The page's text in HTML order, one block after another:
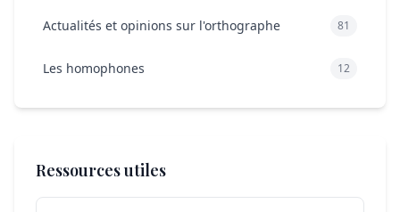
Actualités et opinions sur l'orthographe 81
Les homophones 12
Ressources utiles